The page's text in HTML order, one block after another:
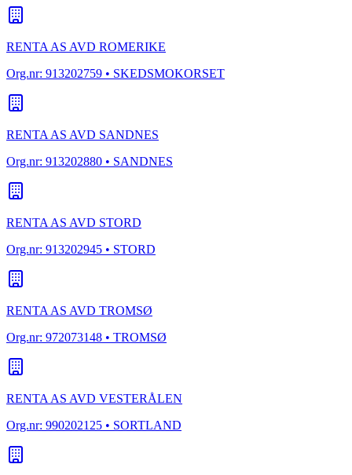
RENTA AS AVD ROMERIKE
Org.nr: 913202759 • SKEDSMOKORSET
RENTA AS AVD SANDNES
Org.nr: 913202880 • SANDNES
RENTA AS AVD STORD
Org.nr: 913202945 • STORD
RENTA AS AVD TROMSØ
Org.nr: 972073148 • TROMSØ
RENTA AS AVD VESTERÅLEN
Org.nr: 990202125 • SORTLAND